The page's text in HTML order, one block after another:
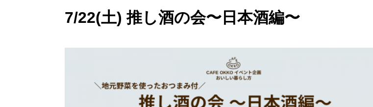
7/22(土) 推し酒の会〜日本酒編〜